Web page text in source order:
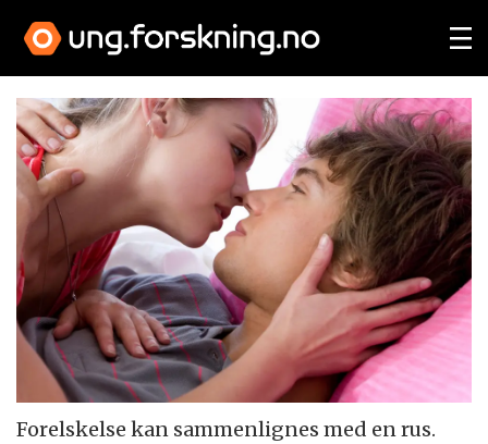
Forelskelse kan sammenlignes med en rus.